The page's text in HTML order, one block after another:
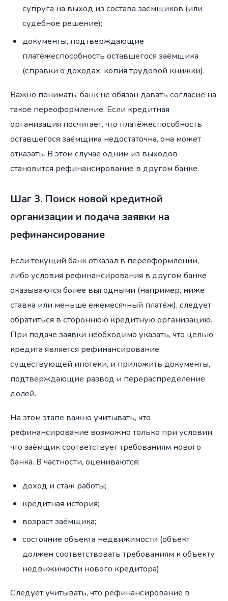
супруга на выход из состава заёмщиков (или
судебное решение);
документы, подтверждающие
платёжеспособность оставшегося заёмщика
(справки о доходах, копия трудовой книжки).
Важно понимать: банк не обязан давать согласие на
такое переоформление. Если кредитная
организация посчитает, что платёжеспособность
оставшегося заёмщика недостаточна, она может
отказать. В этом случае одним из выходов
становится рефинансирование в другом банке.
Шаг 3. Поиск новой кредитной
организации и подача заявки на
рефинансирование
Если текущий банк отказал в переоформлении,
либо условия рефинансирования в другом банке
оказываются более выгодными (например, ниже
ставка или меньше ежемесячный платёж), следует
обратиться в стороннюю кредитную организацию.
При подаче заявки необходимо указать, что целью
кредита является рефинансирование
существующей ипотеки, и приложить документы,
подтверждающие развод и перераспределение
долей.
На этом этапе важно учитывать, что
рефинансирование возможно только при условии,
что заёмщик соответствует требованиям нового
банка. В частности, оцениваются:
доход и стаж работы;
кредитная история;
возраст заёмщика;
состояние объекта недвижимости (объект
должен соответствовать требованиям к объекту
недвижимости нового кредитора).
Следует учитывать, что рефинансирование в